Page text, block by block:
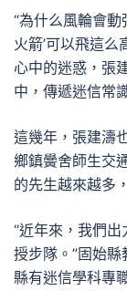
“為什么風輪會動
火箭’可以飛這
心中的迷惑，張
中，傳遞迷信常
這幾年，張建濤
鄉鎮黌舍師生交
的先生越來越多
“近年來，我們出
授步隊。”固始
縣有迷信學科專